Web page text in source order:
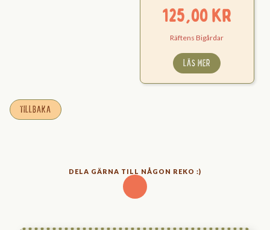
125,00kr
Räftens Bigårdar
LÄS MER
TILLBAKA
DELA GÄRNA TILL NÅGON REKO :)